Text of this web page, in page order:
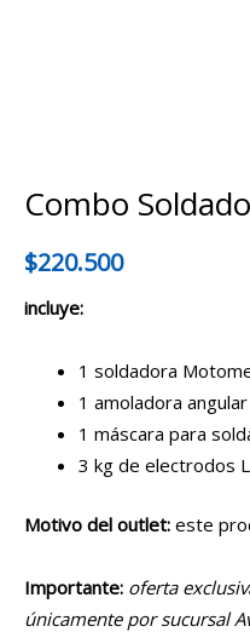
Combo
$220.500
incluye:
1 soldadora
1 amoladora
1 máscara para
3 kg de electrodos
Motivo del outlet: este
Importante: oferta
únicamente por sucursal